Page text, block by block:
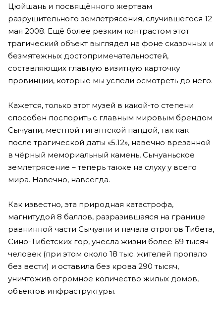
Цюйшань и посвящённого жертвам
разрушительного землетрясения, случившегося 12
мая 2008. Ещё более резким контрастом этот
трагический объект выглядел на фоне сказочных и
безмятежных достопримечательностей,
составляющих главную визитную карточку
провинции, которые мы успели осмотреть до него.
Кажется, только этот музей в какой-то степени
способен поспорить с главным мировым брендом
Сычуани, местной гигантской пандой, так как
после трагической даты «5.12», навечно врезанной
в чёрный мемориальный камень, Сычуаньское
землетрясение – теперь также на слуху у всего
мира. Навечно, навсегда.
Как известно, эта природная катастрофа,
магнитудой 8 баллов, разразившаяся на границе
равнинной части Сычуани и начала отрогов Тибета,
Сино-Тибетских гор, унесла жизни более 69 тысяч
человек (при этом около 18 тыс. жителей пропало
без вести) и оставила без крова 290 тысяч,
уничтожив огромное количество жилых домов,
объектов инфраструктуры.